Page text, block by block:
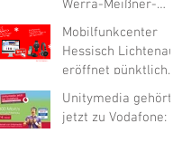
Werra-Meißner-
Kreis
Mobilfunkcenter
Hessisch Lichtenau
eröffnet pünktlich
zum
Weihnachtsgeschäft
neuen Onlineshop
Unitymedia gehört
jetzt zu Vodafone: